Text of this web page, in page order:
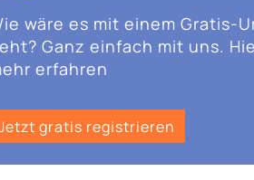
wäre es mit einem Gratis-
Ganz einfach mit uns.
erfahren
gratis registrieren